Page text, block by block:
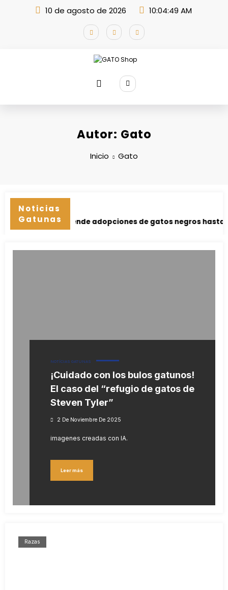
10 de agosto de 2026 10:04:49 AM
Autor: Gato
Inicio Gato
Noticias
Gatunas
suspende adopciones de gatos negros hasta después de
California
NOTÍCIAS GATUNAS
¡Cuidado con los bulos gatunos!
El caso del “refugio de gatos de
Steven Tyler”
2 De Noviembre De 2025
imagenes creadas con IA.
Leer más
Razas